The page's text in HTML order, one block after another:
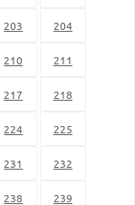
203 204
210 211
217 218
224 225
231 232
238 239